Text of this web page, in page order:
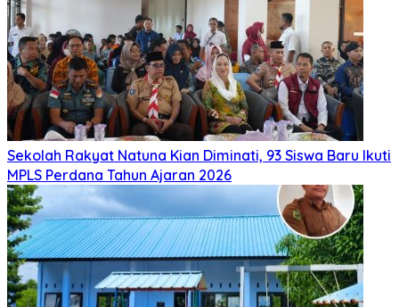
Sekolah Rakyat Natuna Kian Diminati, 93 Siswa Baru Ikuti
MPLS Perdana Tahun Ajaran 2026